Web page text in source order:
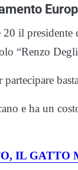
il presidente
“Renzo
partecipare
e ha un
IL GATTO